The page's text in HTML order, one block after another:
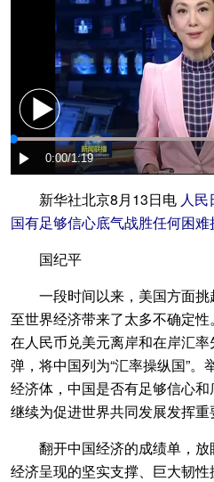
新华社北京8月13日电 人民
国有足够信心底气战胜任何困难
国纪平
一段时间以来，美国方面挑
至世界经济带来了太多不确定性
在人民币兑美元离岸和在岸汇率
弹，将中国列为“汇率操纵国”
经济体，中国是否有足够信心
继续为促进世界共同发展发挥重
翻开中国经济的成绩单，放
经济呈现的坚实支撑、巨大韧